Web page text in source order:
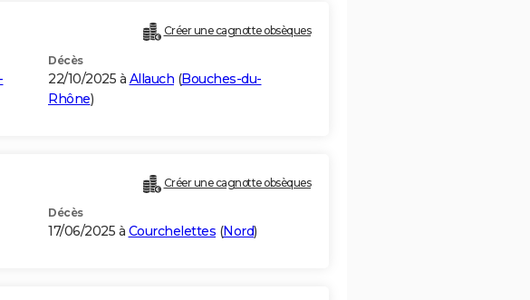
Créer une cagnotte obsèques
Décès
22/10/2025 à Allauch (Bouches-du-
Rhône)
Créer une cagnotte obsèques
Décès
17/06/2025 à Courchelettes (Nord)